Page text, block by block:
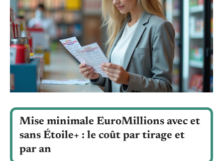
Mise minimale EuroMillions avec et
sans Étoile+ : le coût par tirage et
par an